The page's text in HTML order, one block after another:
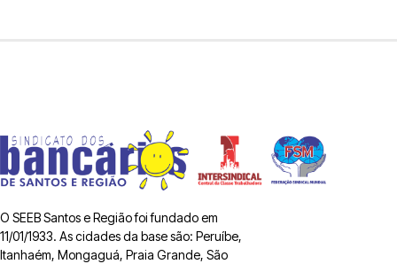
O SEEB Santos e Região foi fundado em
11/01/1933. As cidades da base são: Peruíbe,
Itanhaém, Mongaguá, Praia Grande, São